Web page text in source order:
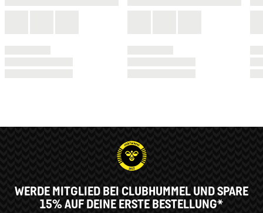
WERDE MITGLIED BEI CLUBHUMMEL UND SPARE
15% AUF DEINE ERSTE BESTELLUNG*